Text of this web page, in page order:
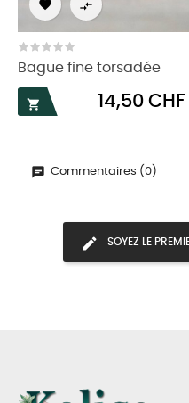
 
Bague fine torsadée

Prix
14,50 CHF
Commentaires (0)
SOYEZ LE